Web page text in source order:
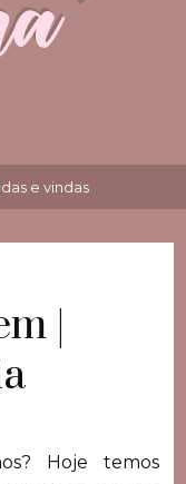
Idas e vindas
|
Hoje temos